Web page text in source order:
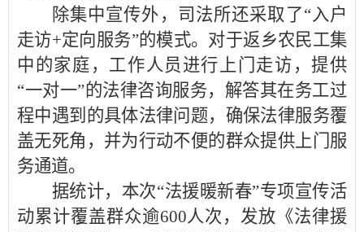
除集中宣传外，司法所还采取了“入户
走访+定向服务”的模式。对于返乡农民工集
中的家庭，工作人员进行上门走访，提供
“一对一”的法律咨询服务，解答其在务工过
程中遇到的具体法律问题，确保法律服务覆
盖无死角，并为行动不便的群众提供上门服
务通道。
据统计，本次“法援暖新春”专项宣传活
动累计覆盖群众逾600人次，发放《法律援